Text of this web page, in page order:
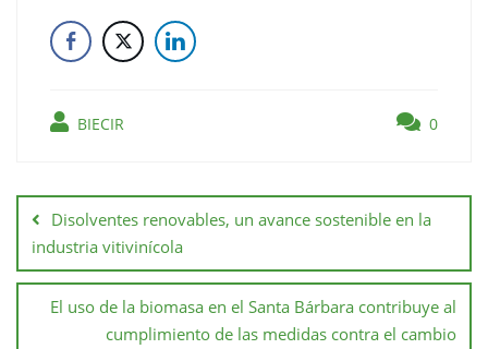
BIECIR 0
Disolventes renovables, un avance sostenible en la
industria vitivinícola
El uso de la biomasa en el Santa Bárbara contribuye al
cumplimiento de las medidas contra el cambio